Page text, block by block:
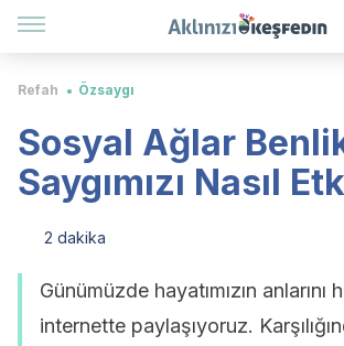
Refah Özsaygı
Sosyal Ağlar
Saygımızı Nasıl
2 dakika
Günümüzde hayatımızın anlarını
internette paylaşıyoruz.